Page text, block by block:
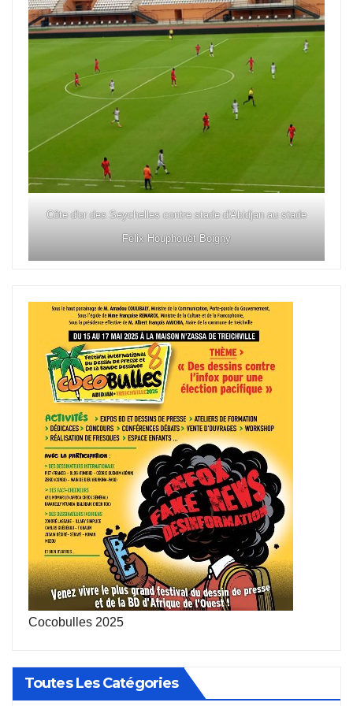
Côte d'or des Seychelles contre stade d'Abidjan au stade
Félix Houphouët Boigny
Cocobulles 2025
Toutes Les Catégories